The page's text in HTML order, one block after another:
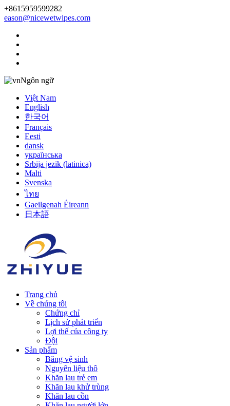
+8615959599282
eason@nicewetwipes.com
Ngôn ngữ
Việt Nam
English
한국어
Français
Eesti
dansk
українська
Srbija jezik (latinica)
Malti
Svenska
ไทย
Gaeilgenah Éireann
日本語
Trang chủ
Về chúng tôi
Chứng chỉ
Lịch sử phát triển
Lợi thế của công ty
Đội
Sản phẩm
Băng vệ sinh
Nguyên liệu thô
Khăn lau trẻ em
Khăn lau khử trùng
Khăn lau cồn